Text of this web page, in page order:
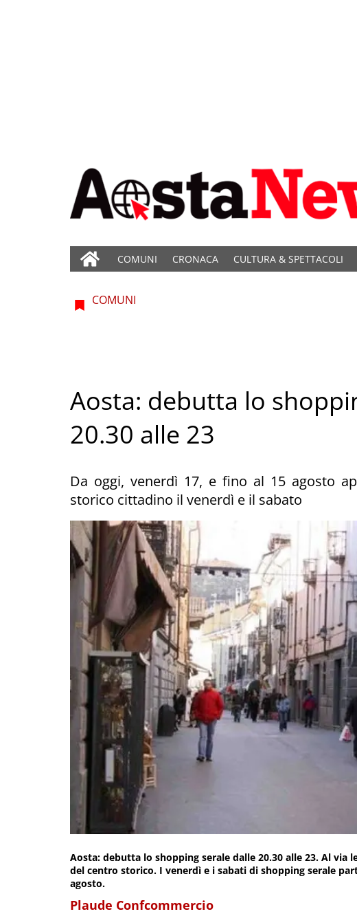
COMUNI CRONACA CULTURA & SPETTACOLI
COMUNI
Aosta: debutta lo
20.30 alle 23
Da oggi, venerdì 17, e fino al 15 agosto
storico cittadino il venerdì e il sabato
Aosta: debutta lo shopping serale dalle 20.30 alle 23. Al via
del centro storico. I venerdì e i sabati di shopping serale
agosto.
Plaude Confcommercio